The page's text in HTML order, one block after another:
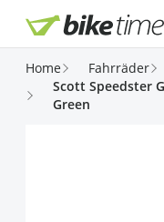
Direkt zum Inhalt
Home Fahrräder
Scott Speedster
Green